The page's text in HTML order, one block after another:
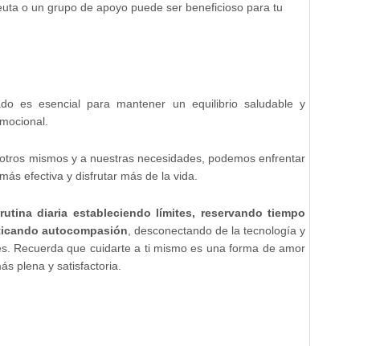
o un grupo de apoyo puede ser beneficioso para tu
es esencial para mantener un equilibrio saludable y
mismos y a nuestras necesidades, podemos enfrentar
efectiva y disfrutar más de la vida.
diaria estableciendo límites, reservando tiempo
autocompasión , desconectando de la tecnología y
Recuerda que cuidarte a ti mismo es una forma de amor
plena y satisfactoria.